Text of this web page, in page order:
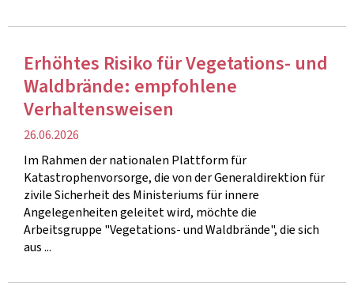
Erhöhtes Risiko für Vegetations- und
Waldbrände: empfohlene
Verhaltensweisen
Veröffentlichung
26.06.2026
Im Rahmen der nationalen Plattform für
Katastrophenvorsorge, die von der Generaldirektion für
zivile Sicherheit des Ministeriums für innere
Angelegenheiten geleitet wird, möchte die
Arbeitsgruppe "Vegetations- und Waldbrände", die sich
aus ...